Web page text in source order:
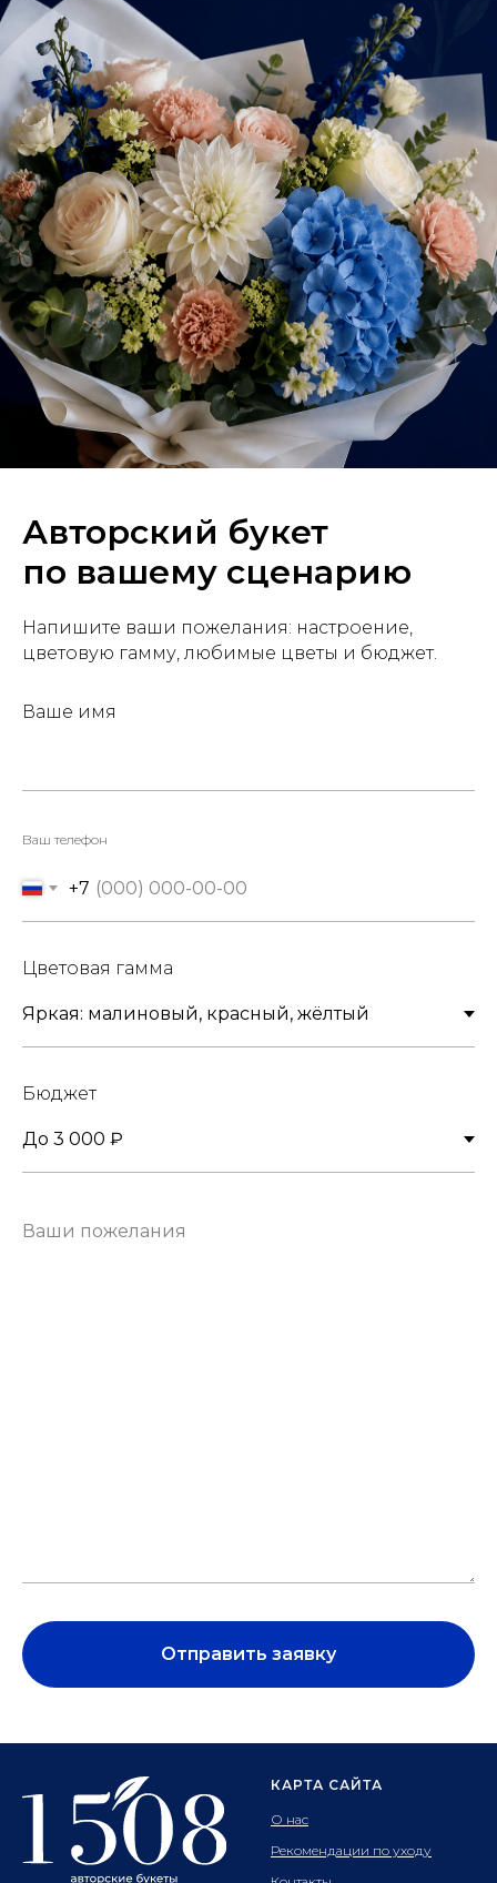
Авторский букет
по вашему сценарию
Напишите ваши пожелания: настроение,
цветовую гамму, любимые цветы и бюджет.
Ваше имя
Ваш телефон
+7
Цветовая гамма
Бюджет
Отправить заявку
КАРТА САЙТА
О нас
Рекомендации по уходу